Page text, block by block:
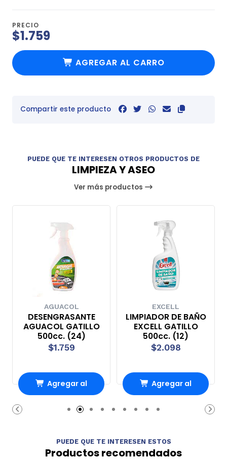
PRECIO
$1.759
AGREGAR AL CARRO
Compartir este producto
PUEDE QUE TE INTERESEN OTROS PRODUCTOS DE
LIMPIEZA Y ASEO
Ver más productos
AGUACOL
DESENGRASANTE
AGUACOL GATILLO
500cc. (24)
$1.759
Agregar al
carrito
EXCELL
LIMPIADOR DE BAÑO
EXCELL GATILLO
500cc. (12)
$2.098
Agregar al
carrito
PUEDE QUE TE INTERESEN ESTOS
Productos recomendados